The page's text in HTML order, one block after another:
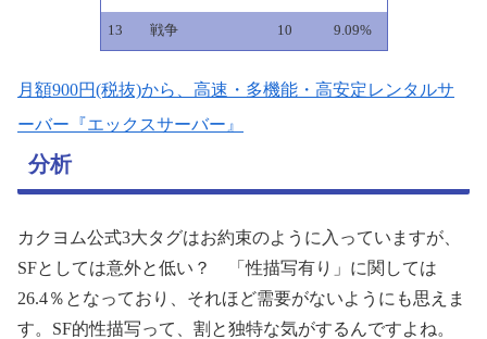
13 戦争 10 9.09%
月額900円(税抜)から、高速・多機能・高安定レンタルサ
ーバー『エックスサーバー』
分析
カクヨム公式3大タグはお約束のように入っていますが、
SFとしては意外と低い？ 「性描写有り」に関しては
26.4％となっており、それほど需要がないようにも思えま
す。SF的性描写って、割と独特な気がするんですよね。